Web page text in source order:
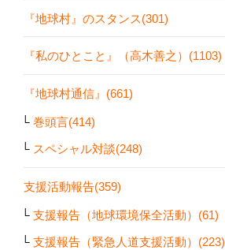
『地球村』のスタンス(301)
『私のひとこと』（高木善之）(1103)
『地球村通信』(661)
巻頭言(414)
スペシャル対談(248)
支援活動報告(359)
支援報告（地球環境保全活動）(61)
支援報告（緊急人道支援活動）(223)